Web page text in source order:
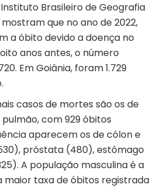
Brasileiro de Geografia
que no ano de 2022,
a óbito devido a doença no
anos antes, o número
Em Goiânia, foram 1.729
casos de mortes são os de
com 929 óbitos
aparecem os de cólon e
próstata (480), estômago
A população masculina é a
maior taxa de óbitos registrada